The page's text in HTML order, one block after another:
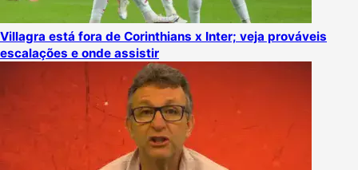
Villagra está fora de Corinthians x Inter; veja prováveis
escalações e onde assistir